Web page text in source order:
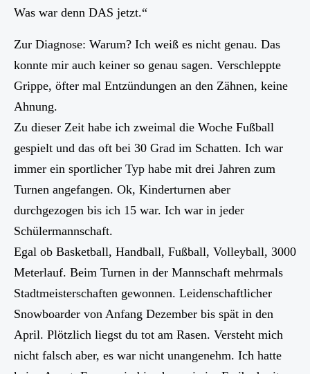
Was war denn DAS jetzt.“
Zur Diagnose: Warum? Ich weiß es nicht genau. Das
konnte mir auch keiner so genau sagen. Verschleppte
Grippe, öfter mal Entzündungen an den Zähnen, keine
Ahnung.
Zu dieser Zeit habe ich zweimal die Woche Fußball
gespielt und das oft bei 30 Grad im Schatten. Ich war
immer ein sportlicher Typ habe mit drei Jahren zum
Turnen angefangen. Ok, Kinderturnen aber
durchgezogen bis ich 15 war. Ich war in jeder
Schülermannschaft.
Egal ob Basketball, Handball, Fußball, Volleyball, 3000
Meterlauf. Beim Turnen in der Mannschaft mehrmals
Stadtmeisterschaften gewonnen. Leidenschaftlicher
Snowboarder von Anfang Dezember bis spät in den
April. Plötzlich liegst du tot am Rasen. Versteht mich
nicht falsch aber, es war nicht unangenehm. Ich hatte